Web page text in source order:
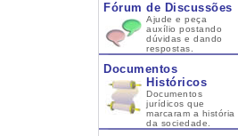
Fórum de Discussões
Ajude e peça
auxílio postando
dúvidas e dando
respostas.
Documentos
Históricos
Documentos
jurídicos que
marcaram a história
da sociedade.